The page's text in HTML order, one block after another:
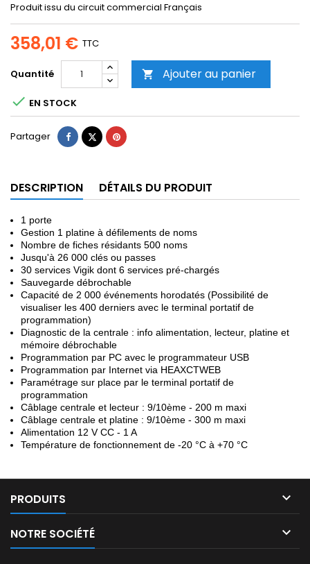
Produit issu du circuit commercial Français
358,01 € TTC
Quantité  Ajouter au panier
 EN STOCK
Partager PartagerTweetPinterest
DESCRIPTION DÉTAILS DU PRODUIT
1 porte
Gestion 1 platine à défilements de noms
Nombre de fiches résidants 500 noms
Jusqu'à 26 000 clés ou passes
30 services Vigik dont 6 services pré-chargés
Sauvegarde débrochable
Capacité de 2 000 événements horodatés (Possibilité de
visualiser les 400 derniers avec le terminal portatif de
programmation)
Diagnostic de la centrale : info alimentation, lecteur, platine et
mémoire débrochable
Programmation par PC avec le programmateur USB
Programmation par Internet via HEAXCTWEB
Paramétrage sur place par le terminal portatif de
programmation
Câblage centrale et lecteur : 9/10ème - 200 m maxi
Câblage centrale et platine : 9/10ème - 300 m maxi
Alimentation 12 V CC - 1 A
Température de fonctionnement de -20 °C à +70 °C
PRODUITS 
NOTRE SOCIÉTÉ 